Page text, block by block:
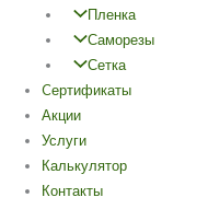
Пленка
Саморезы
Сетка
Cертификаты
Акции
Услуги
Калькулятор
Контакты